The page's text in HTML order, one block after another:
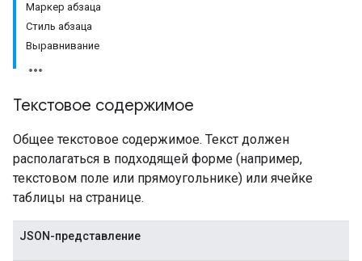
Маркер абзаца
Стиль абзаца
Выравнивание
Текстовое содержимое
Общее текстовое содержимое. Текст должен
располагаться в подходящей форме (например,
текстовом поле или прямоугольнике) или ячейке
таблицы на странице.
JSON-представление